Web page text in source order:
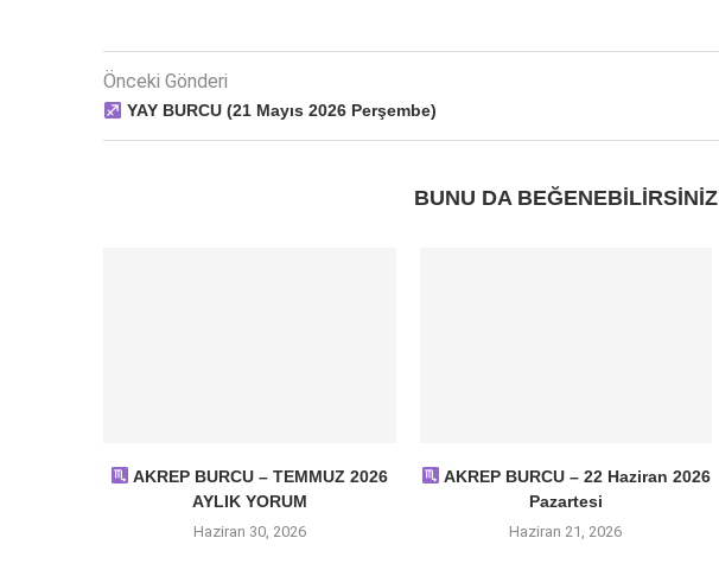
Önceki Gönderi
YAY BURCU (21 Mayıs 2026 Perşembe)
BUNU DA BEĞENEBILIRSINIZ
AKREP BURCU – TEMMUZ 2026
AYLIK YORUM
Haziran 30, 2026
AKREP BURCU – 22 Haziran 2026
Pazartesi
Haziran 21, 2026